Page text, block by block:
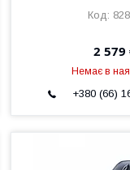
2 579
Немає в
+380 (66)